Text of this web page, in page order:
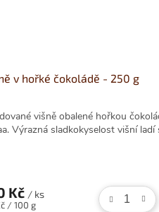
v hořké čokoládě - 250 g
višně obalené hořkou
Výrazná sladkokyselost višní ladí
Kč / ks
/ 100 g